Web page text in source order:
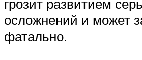
грозит развитием
осложнений и может
фатально.